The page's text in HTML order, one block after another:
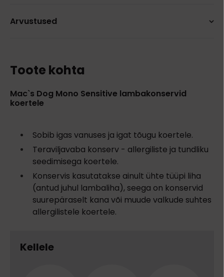
Arvustused
Toote kohta
Mac`s Dog Mono Sensitive lambakonservid
koertele
Sobib igas vanuses ja igat tõugu koertele.
Teraviljavaba konserv - allergiliste ja tundliku
seedimisega koertele.
Konservis kasutatakse ainult ühte tüüpi liha
(antud juhul lambaliha), seega on konservid
suurepäraselt kana või muude valkude suhtes
allergilistele koertele.
Kellele